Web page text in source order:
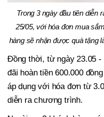
Trong 3 ngày đầu tiên diễn
25/05, với hóa đơn mua
hàng sẽ nhận được quà tặng
Đồng thời, từ ngày 23.05 -
đãi hoàn tiền 600.000
áp dụng với hóa đơn từ
diễn ra chương trình.